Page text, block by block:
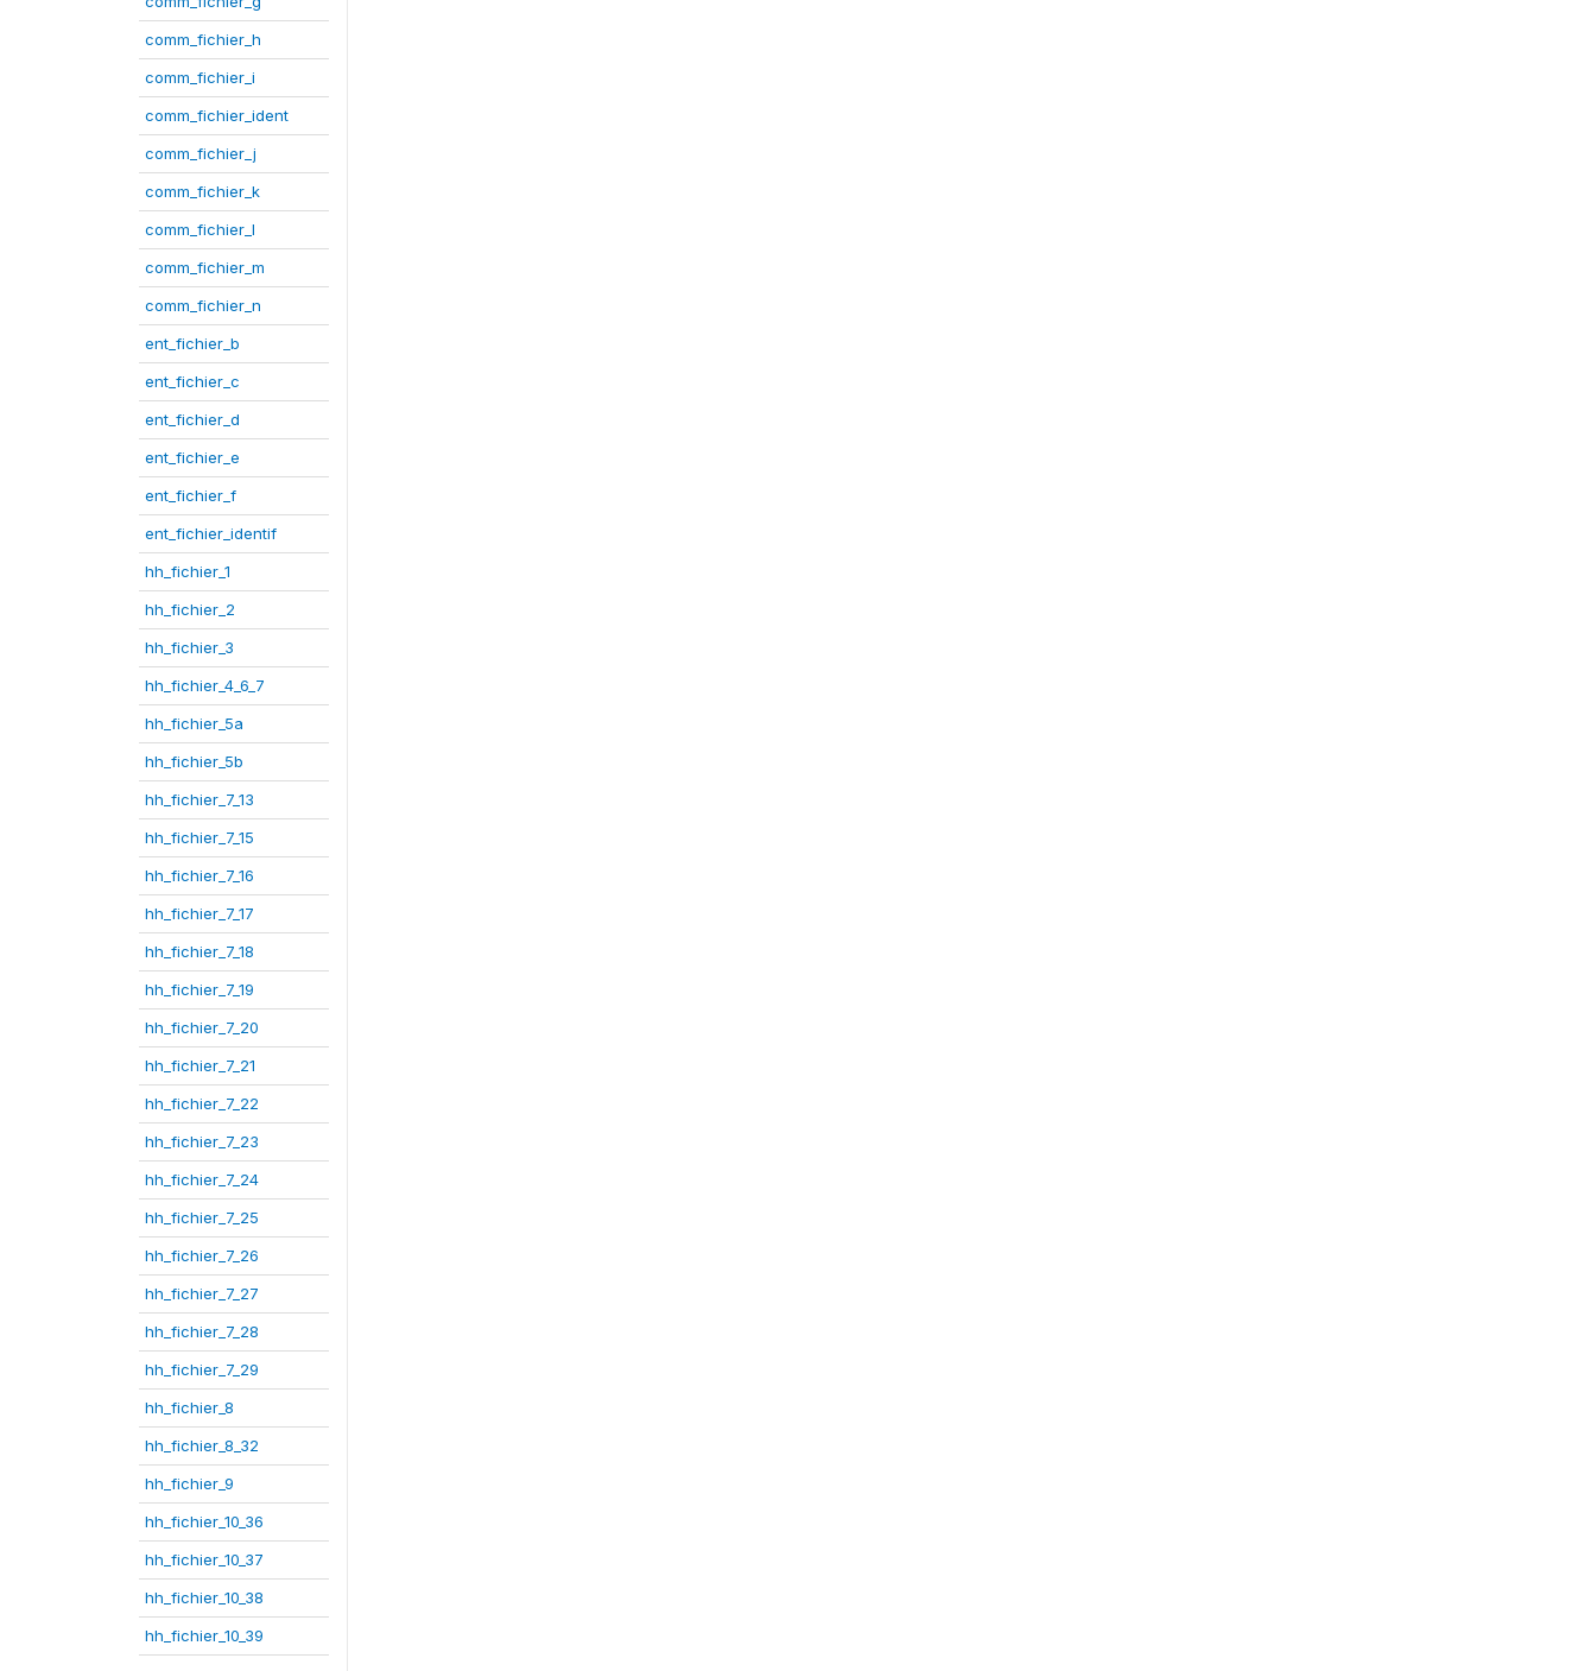
comm_fichier_h
comm_fichier_i
comm_fichier_ident
comm_fichier_j
comm_fichier_k
comm_fichier_l
comm_fichier_m
comm_fichier_n
ent_fichier_b
ent_fichier_c
ent_fichier_d
ent_fichier_e
ent_fichier_f
ent_fichier_identif
hh_fichier_1
hh_fichier_2
hh_fichier_3
hh_fichier_4_6_7
hh_fichier_5a
hh_fichier_5b
hh_fichier_7_13
hh_fichier_7_15
hh_fichier_7_16
hh_fichier_7_17
hh_fichier_7_18
hh_fichier_7_19
hh_fichier_7_20
hh_fichier_7_21
hh_fichier_7_22
hh_fichier_7_23
hh_fichier_7_24
hh_fichier_7_25
hh_fichier_7_26
hh_fichier_7_27
hh_fichier_7_28
hh_fichier_7_29
hh_fichier_8
hh_fichier_8_32
hh_fichier_9
hh_fichier_10_36
hh_fichier_10_37
hh_fichier_10_38
hh_fichier_10_39